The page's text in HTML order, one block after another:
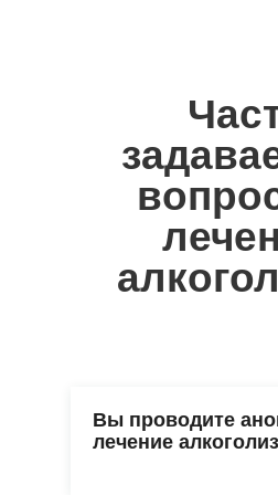
Вы проводите
лечение